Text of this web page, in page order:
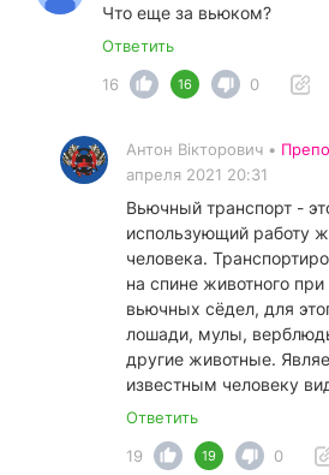
Что еще за вьюком?
Ответить
16
16 0
Антон Вікторович •
апреля 2021 20:31
Вьючный транспорт -
использующий работу
человека.
на спине животного
вьючных сёдел, для
лошади, мулы,
другие животные.
известным человеку
Ответить
19
19 0